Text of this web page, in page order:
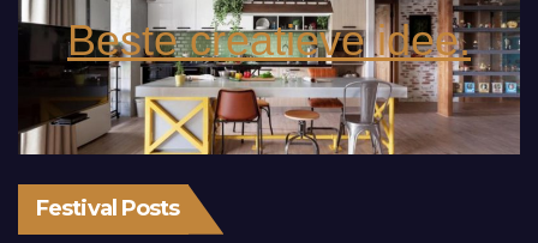
Beste creatieve idee.
Festival Posts